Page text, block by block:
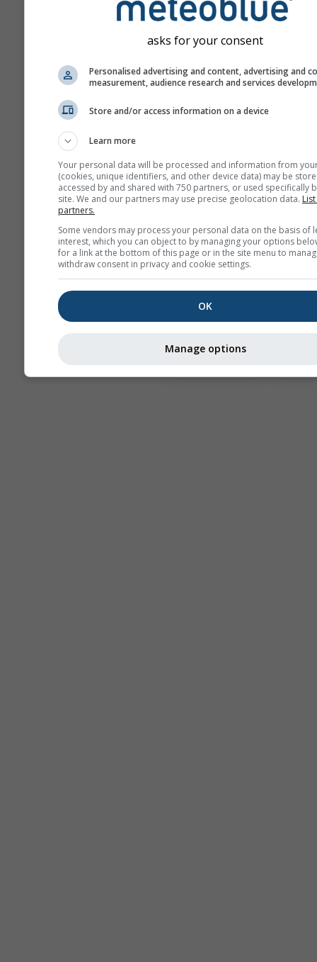
Tahmin „ensemble"
yapılır. Tahminin
başlangıç
Mevsimlik
Tahmin
Astronomy
asks for your consent
Personalised advertising and content, advertising and
measurement, audience research and services
Store and/or access information on a device
Learn more
Your personal data will be processed and information from
(cookies, unique identifiers, and other device data) may be
accessed by and shared with 750 partners, or used specifically
site. We and our partners may use precise geolocation data.
partners.
Some vendors may process your personal data on the basis of
interest, which you can object to by managing your options
for a link at the bottom of this page or in the site menu to
withdraw consent in privacy and cookie settings.
OK
Manage options